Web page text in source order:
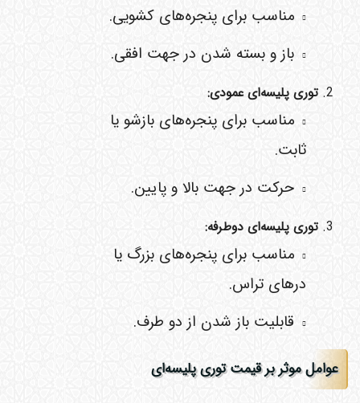
مناسب برای پنجره‌های کشویی.
باز و بسته شدن در جهت افقی.
توری پلیسه‌ای عمودی:
مناسب برای پنجره‌های بازشو یا
ثابت.
حرکت در جهت بالا و پایین.
توری پلیسه‌ای دوطرفه:
مناسب برای پنجره‌های بزرگ یا
درهای تراس.
قابلیت باز شدن از دو طرف.
عوامل موثر بر قیمت توری پلیسه‌ای